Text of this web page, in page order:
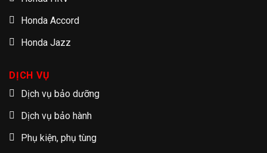
Honda Accord
Honda Jazz
DỊCH VỤ
Dịch vụ bảo dưỡng
Dịch vụ bảo hành
Phụ kiện, phụ tùng